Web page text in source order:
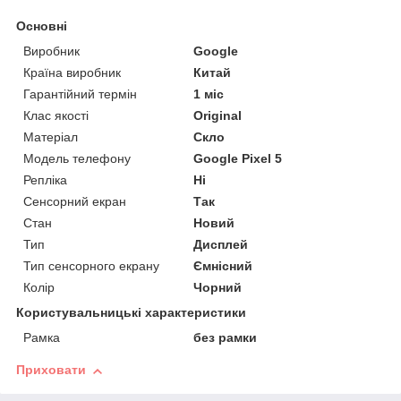
Основні
Виробник
Google
Країна виробник
Китай
Гарантійний термін
1 міс
Клас якості
Original
Матеріал
Скло
Модель телефону
Google Pixel 5
Репліка
Ні
Сенсорний екран
Так
Стан
Новий
Тип
Дисплей
Тип сенсорного екрану
Ємнісний
Колір
Чорний
Користувальницькі характеристики
Рамка
без рамки
Приховати